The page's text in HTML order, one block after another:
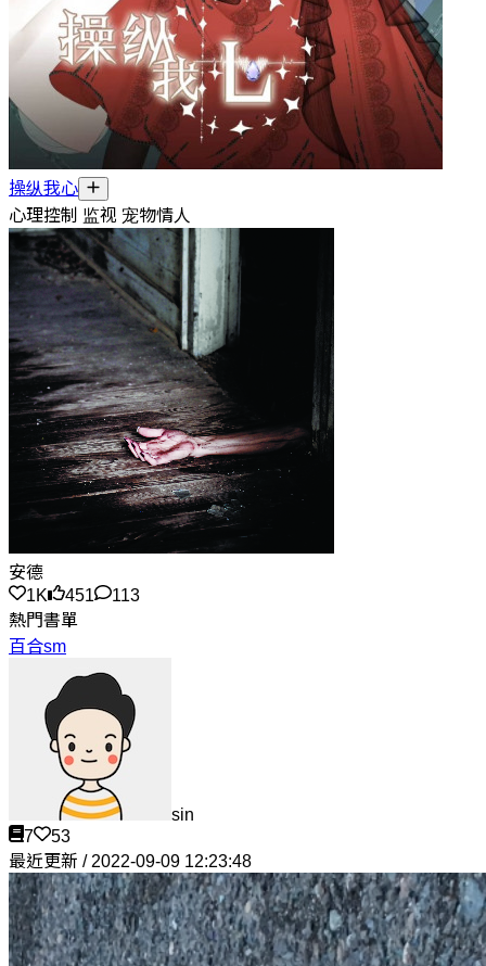
操纵我心
心理控制 监视 宠物情人
安德
1K
451
113
熱門書單
百合sm
sin
7
53
最近更新 / 2022-09-09 12:23:48